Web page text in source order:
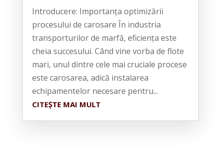
Introducere: Importanța optimizării
procesului de carosare În industria
transporturilor de marfă, eficiența este
cheia succesului. Când vine vorba de flote
mari, unul dintre cele mai cruciale procese
este carosarea, adică instalarea
echipamentelor necesare pentru...
CITEȘTE MAI MULT